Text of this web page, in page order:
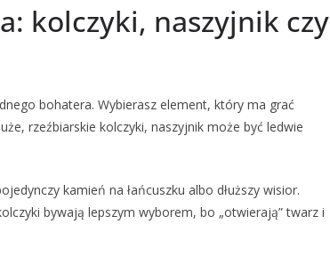
kolczyki, naszyjnik czy
bohatera. Wybierasz element, który ma grać
rzeźbiarskie kolczyki, naszyjnik może być ledwie
kamień na łańcuszku albo dłuższy wisior.
bywają lepszym wyborem, bo „otwierają” twarz i